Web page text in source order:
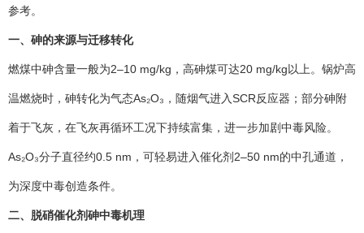
参考。
一、砷的来源与迁移转化
燃煤中砷含量一般为2–10 mg/kg，高砷煤可达20 mg/kg以上。锅炉高
温燃烧时，砷转化为气态As₂O₃，随烟气进入SCR反应器；部分砷附
着于飞灰，在飞灰再循环工况下持续富集，进一步加剧中毒风险。
As₂O₃分子直径约0.5 nm，可轻易进入催化剂2–50 nm的中孔通道，
为深度中毒创造条件。
二、脱硝催化剂砷中毒机理